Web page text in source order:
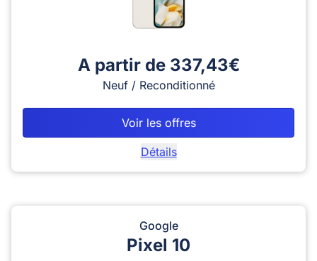
A partir de 337,43€
Neuf / Reconditionné
Voir les offres
Détails
Google
Pixel 10